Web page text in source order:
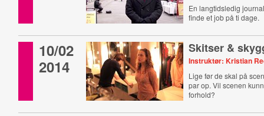
En langtidsledig
finde et job på ti dage.
10/02
2014
Skitser &
Instruktør: Kristian
Lige før de skal på
par op. Vil scenen
forhold?